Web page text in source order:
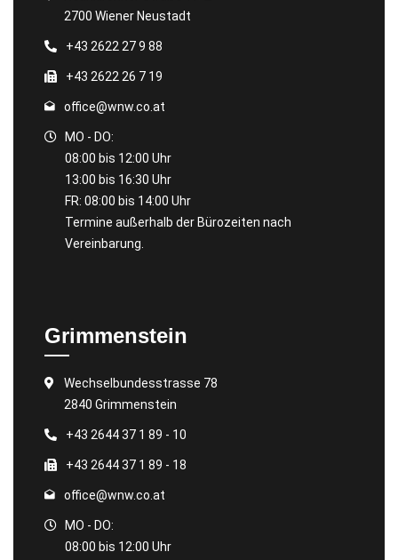
2700 Wiener Neustadt
+43 2622 27 9 88
+43 2622 26 7 19
office@wnw.co.at
MO - DO:
08:00 bis 12:00 Uhr
13:00 bis 16:30 Uhr
FR: 08:00 bis 14:00 Uhr
Termine außerhalb der Bürozeiten nach
Vereinbarung.
Grimmenstein
Wechselbundesstrasse 78
2840 Grimmenstein
+43 2644 37 1 89 - 10
+43 2644 37 1 89 - 18
office@wnw.co.at
MO - DO:
08:00 bis 12:00 Uhr